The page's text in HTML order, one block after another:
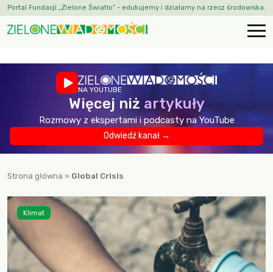
Portal Fundacji „Zielone Światło” - edukujemy i działamy na rzecz środowiska.
NA YOUTUBE
Więcej niż artykuły
Rozmowy z ekspertami i podcasty na YouTube
Odwiedź kanał →
Strona główna » Global Crisis
Klimat